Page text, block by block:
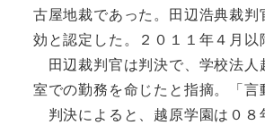
古屋地裁であった。田辺浩典裁
効と認定した。２０１１年４月以
田辺裁判官は判決で、学校法人
室での勤務を命じたと指摘。「
判決によると、越原学園は０８